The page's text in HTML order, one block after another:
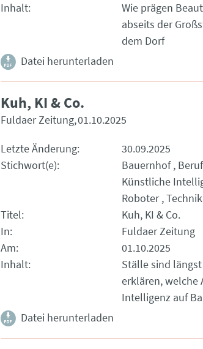
Inhalt
Wie prägen
abseits der
dem Dorf
Datei herunterladen
Kuh, KI & Co.
Fuldaer Zeitung 01.10.2025
Letzte Änderung
30.09.2025
Stichwort(e)
Bauernhof Beruf
Künstliche
Roboter Technik
Titel
Kuh, KI & Co.
In
Fuldaer Zeitung
Am
01.10.2025
Inhalt
Ställe sind
erklären, welche
Intelligenz auf
Datei herunterladen